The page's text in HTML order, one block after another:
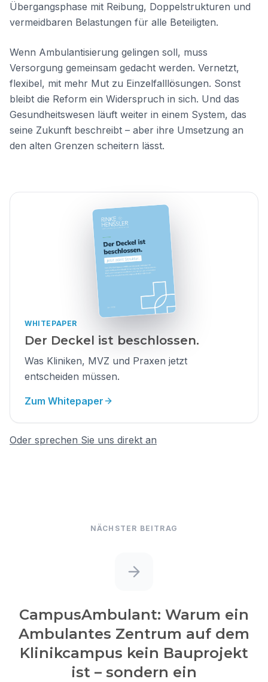
Übergangsphase mit Reibung, Doppelstrukturen und
vermeidbaren Belastungen für alle Beteiligten.
Wenn Ambulantisierung gelingen soll, muss
Versorgung gemeinsam gedacht werden. Vernetzt,
flexibel, mit mehr Mut zu Einzelfalllösungen. Sonst
bleibt die Reform ein Widerspruch in sich. Und das
Gesundheitswesen läuft weiter in einem System, das
seine Zukunft beschreibt – aber ihre Umsetzung an
den alten Grenzen scheitern lässt.
WHITEPAPER
Der Deckel ist beschlossen.
Was Kliniken, MVZ und Praxen jetzt
entscheiden müssen.
Zum Whitepaper
Oder sprechen Sie uns direkt an
NÄCHSTER BEITRAG
CampusAmbulant: Warum ein
Ambulantes Zentrum auf dem
Klinikcampus kein Bauprojekt
ist – sondern ein